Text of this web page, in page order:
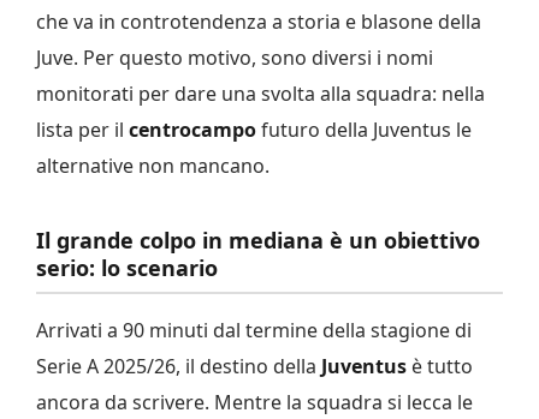
che va in controtendenza a storia e blasone della
Juve. Per questo motivo, sono diversi i nomi
monitorati per dare una svolta alla squadra: nella
lista per il centrocampofuturo della Juventus le
alternative non mancano.
Il grande colpo in mediana è un obiettivo
serio: lo scenario
Arrivati a 90 minuti dal termine della stagione di
Serie A 2025/26, il destino della Juventus è tutto
ancora da scrivere. Mentre la squadra si lecca le